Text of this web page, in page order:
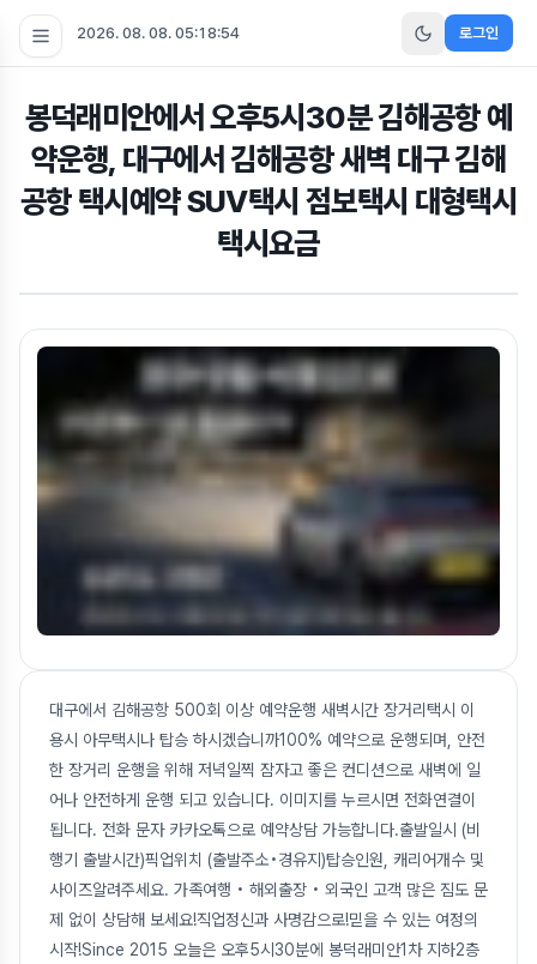
2026. 08. 08. 05:18:55 로그인
봉덕래미안에서 오후5시30분 김해공항 예
약운행, 대구에서 김해공항 새벽 대구 김해
공항 택시예약 SUV택시 점보택시 대형택시
택시요금
대구에서 김해공항 500회 이상 예약운행 새벽시간 장거리택시 이
용시 아무택시나 탑승 하시겠습니까100% 예약으로 운행되며, 안전
한 장거리 운행을 위해 저녁일찍 잠자고 좋은 컨디션으로 새벽에 일
어나 안전하게 운행 되고 있습니다. 이미지를 누르시면 전화연결이
됩니다. 전화 문자 카카오톡으로 예약상담 가능합니다.출발일시 (비
행기 출발시간)픽업위치 (출발주소•경유지)탑승인원, 캐리어개수 및
사이즈알려주세요. 가족여행 • 해외출장 • 외국인 고객 많은 짐도 문
제 없이 상담해 보세요!직업정신과 사명감으로!믿을 수 있는 여정의
시작!Since 2015 오늘은 오후5시30분에 봉덕래미안1차 지하2층